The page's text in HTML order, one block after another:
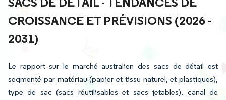
CROISSANCE ET PRÉVISIONS (2026 -
2031)
Le rapport sur le marché australien des sacs de détail est
segmenté par matériau (papier et tissu naturel, et plastiques),
type de sac (sacs réutilisables et sacs jetables), canal de